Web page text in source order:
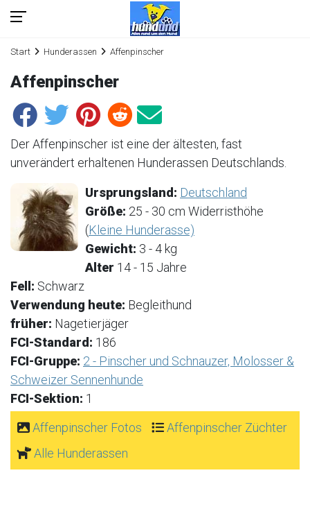
Start Hunderassen Affenpinscher
Affenpinscher
Der Affenpinscher ist eine der ältesten, fast
unverändert erhaltenen Hunderassen Deutschlands.
Ursprungsland: Deutschland
Größe: 25 - 30 cm Widerristhöhe
(Kleine Hunderasse)
Gewicht: 3 - 4 kg
Alter 14 - 15 Jahre
Fell: Schwarz
Verwendung heute: Begleithund
früher: Nagetierjäger
FCI-Standard: 186
FCI-Gruppe: 2 - Pinscher und Schnauzer, Molosser &
Schweizer Sennenhunde
FCI-Sektion: 1
Affenpinscher Fotos
Affenpinscher Züchter
Alle Hunderassen